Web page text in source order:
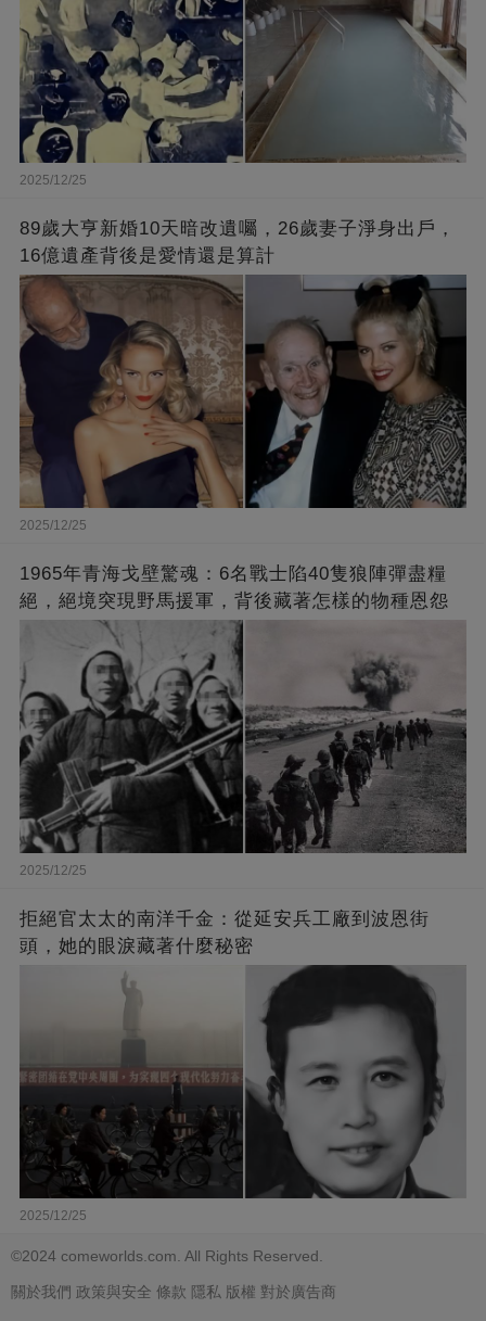
2025/12/25
89歲大亨新婚10天暗改遺囑，26歲妻子淨身出戶，
16億遺產背後是愛情還是算計
2025/12/25
1965年青海戈壁驚魂：6名戰士陷40隻狼陣彈盡糧
絕，絕境突現野馬援軍，背後藏著怎樣的物種恩怨
2025/12/25
拒絕官太太的南洋千金：從延安兵工廠到波恩街
頭，她的眼淚藏著什麼秘密
2025/12/25
©2024 comeworlds.com. All Rights Reserved.
關於我們 政策與安全 條款 隱私 版權 對於廣告商